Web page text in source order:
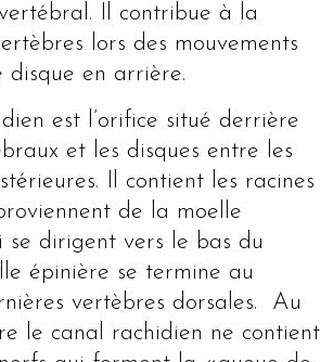
Il contribue à la
lors des mouvements
en arrière.
est l’orifice situé derrière
et les disques entre les
Il contient les racines
de la moelle
se dirigent vers le bas du
épinière se termine au
vertèbres dorsales. Au
le canal rachidien ne contient